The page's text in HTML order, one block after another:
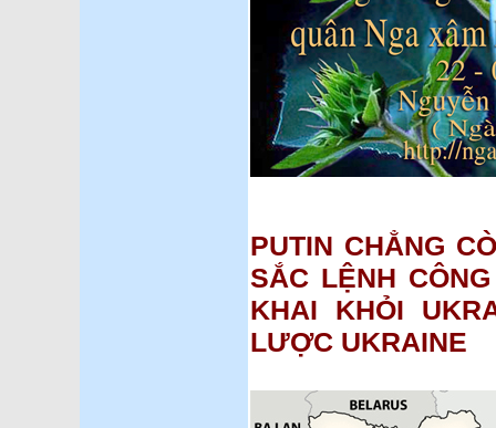
PUTIN CHẲNG
SẮC LỆNH
KHAI KHỎI
LƯỢC UKRAINE